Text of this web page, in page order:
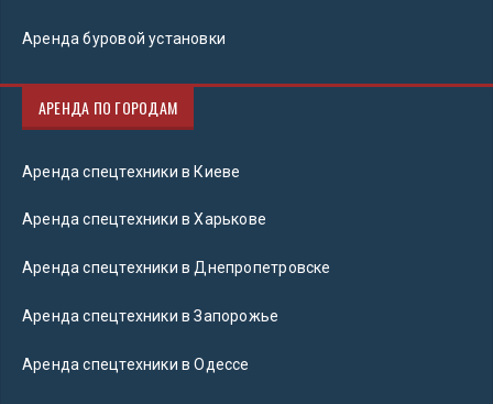
Аренда буровой установки
АРЕНДА ПО ГОРОДАМ
Аренда спецтехники в Киеве
Аренда спецтехники в Харькове
Аренда спецтехники в Днепропетровске
Аренда спецтехники в Запорожье
Аренда спецтехники в Одессе